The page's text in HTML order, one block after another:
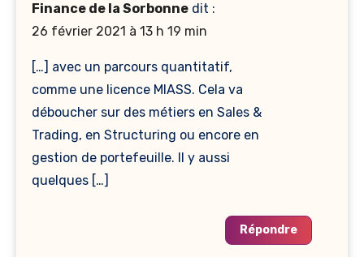
Finance de la Sorbonne dit :
26 février 2021 à 13 h 19 min
[…] avec un parcours quantitatif,
comme une licence MIASS. Cela va
déboucher sur des métiers en Sales &
Trading, en Structuring ou encore en
gestion de portefeuille. Il y aussi
quelques […]
Répondre